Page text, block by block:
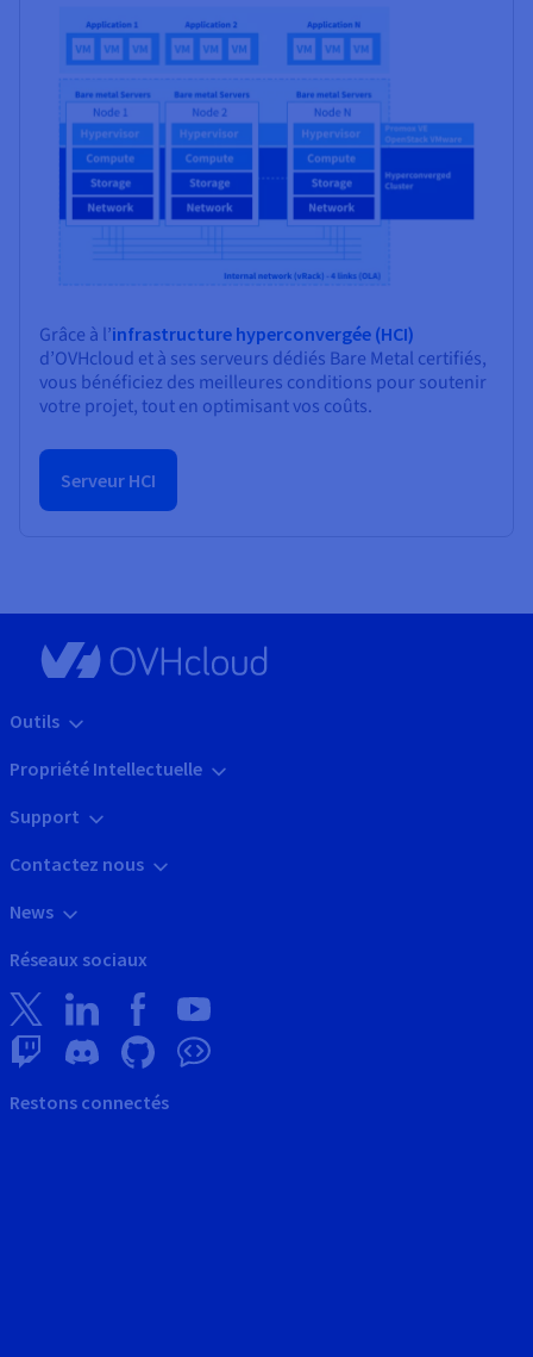
Grâce à l’infrastructure hyperconvergée (HCI)
d’OVHcloud et à ses serveurs dédiés Bare Metal certifiés,
vous bénéficiez des meilleures conditions pour soutenir
votre projet, tout en optimisant vos coûts.
Serveur HCI
Outils
Propriété Intellectuelle
Support
Contactez nous
News
Réseaux sociaux
Restons connectés